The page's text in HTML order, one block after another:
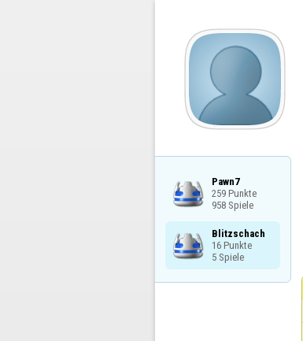
Pawn7
259 Punkte
958 Spiele
Blitzschach
16 Punkte
5 Spiele